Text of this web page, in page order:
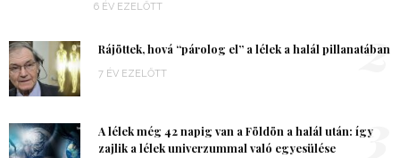
6 ÉV EZELŐTT
Rájöttek, hová “párolog el” a lélek a halál pillanatában
7 ÉV EZELŐTT 2
A lélek még 42 napig van a Földön a halál után: így
zajlik a lélek univerzummal való egyesülése
3